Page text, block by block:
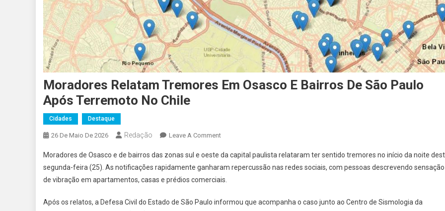
Moradores Relatam Tremores Em Osasco E Bairros De São Paulo
Após Terremoto No Chile
Cidades Destaque
26 De Maio De 2026 Redação Leave A CommentOn
Relatam
Tremores
Em
E
Moradores de Osasco e de bairros das zonas sul e oeste da capital paulista relataram ter sentido tremores no início da noite
segunda-feira (25). As notificações rapidamente ganharam repercussão nas redes sociais, com pessoas descrevendo sensação
de vibração em apartamentos, casas e prédios comerciais.
Após os relatos, a Defesa Civil do Estado de São Paulo informou que acompanha o caso junto ao Centro de Sismologia da